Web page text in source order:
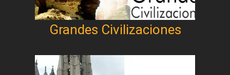
Grandes Civilizaciones